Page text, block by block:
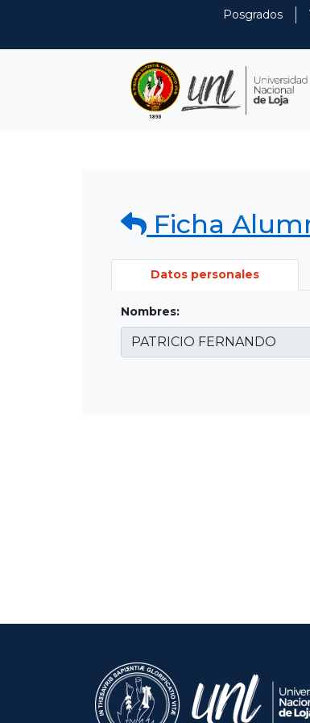
Posgrados
Ficha
Datos personales
Nombres: